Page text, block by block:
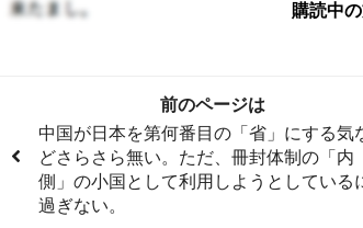
購読中の
前のページは
中国が日本を第何番目の「省」にする気
どさらさら無い。ただ、冊封体制の「内
側」の小国として利用しようとしている
過ぎない。